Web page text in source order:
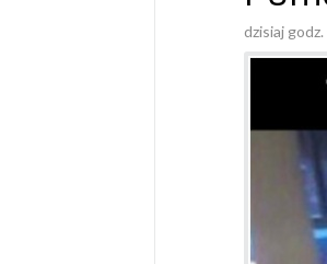
dzisiaj